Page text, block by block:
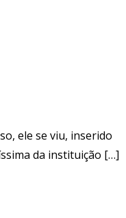
ele se viu, inserido
da instituição […]